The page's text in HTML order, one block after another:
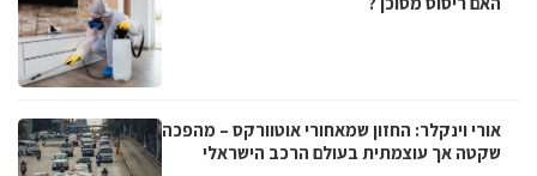
אורי וינקלר: החזון שמאחורי אוטוורקס – מהפכה
שקטה אך עוצמתית בעולם הרכב הישראלי